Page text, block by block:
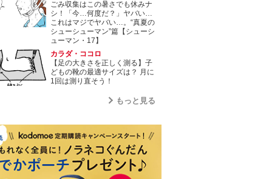
ごみ収集はこの暑さでも休みナ
シ！「今…何度だ？」ヤバい…
これはマジでヤバい…。“真夏の
シューシューマン”篇【シューシ
ューマン・17】
カラダ・ココロ
【足の大きさを正しく測る】子
どもの靴の最適サイズは？ 月に
1回は測り直そう！
もっと見る